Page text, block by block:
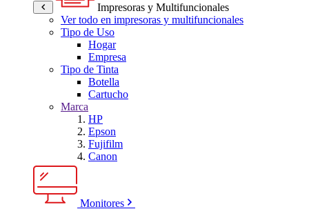
Impresoras y Multifuncionales
Ver todo en impresoras y multifuncionales
Tipo de Uso
Hogar
Empresa
Tipo de Tinta
Botella
Cartucho
Marca
HP
Epson
Fujifilm
Canon
Monitores